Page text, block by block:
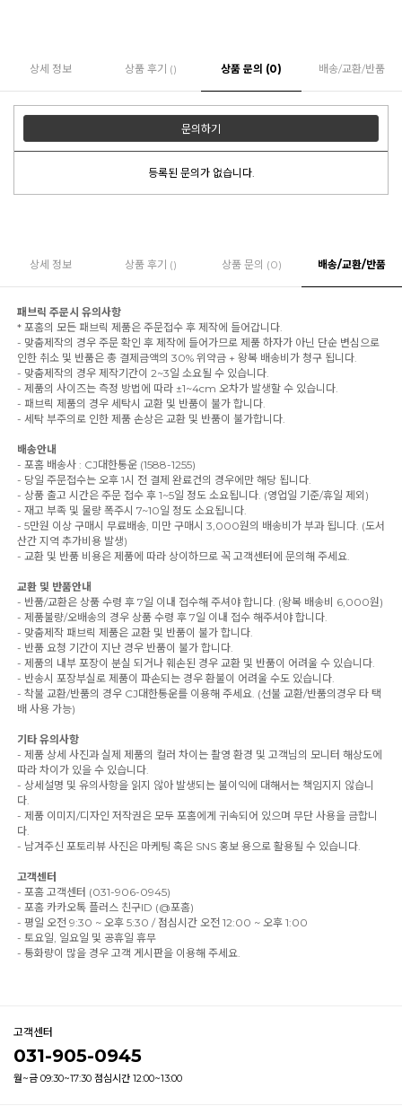
상세 정보 상품 후기 () 상품 문의 (0) 배송/교환/반품
문의하기
등록된 문의가 없습니다.
상세 정보 상품 후기 () 상품 문의 (0) 배송/교환/반품
패브릭 주문시 유의사항
* 포홈의 모든 패브릭 제품은 주문접수 후 제작에 들어갑니다.
- 맞춤제작의 경우 주문 확인 후 제작에 들어가므로 제품 하자가 아닌 단순 변심으로
인한 취소 및 반품은 총 결제금액의 30% 위약금 + 왕복 배송비가 청구 됩니다.
- 맞춤제작의 경우 제작기간이 2~3일 소요될 수 있습니다.
- 제품의 사이즈는 측정 방법에 따라 ±1~4cm 오차가 발생할 수 있습니다.
- 패브릭 제품의 경우 세탁시 교환 및 반품이 불가 합니다.
- 세탁 부주의로 인한 제품 손상은 교환 및 반품이 불가합니다.
배송안내
- 포홈 배송사 : CJ대한통운 (1588-1255)
- 당일 주문접수는 오후 1시 전 결제 완료건의 경우에만 해당 됩니다.
- 상품 출고 시간은 주문 접수 후 1~5일 정도 소요됩니다. (영업일 기준/휴일 제외)
- 재고 부족 및 물량 폭주시 7~10일 정도 소요됩니다.
- 5만원 이상 구매시 무료배송, 미만 구매시 3,000원의 배송비가 부과 됩니다. (도서
산간 지역 추가비용 발생)
- 교환 및 반품 비용은 제품에 따라 상이하므로 꼭 고객센터에 문의해 주세요.
교환 및 반품안내
- 반품/교환은 상품 수령 후 7일 이내 접수해 주셔야 합니다. (왕복 배송비 6,000원)
- 제품불량/오배송의 경우 상품 수령 후 7일 이내 접수 해주셔야 합니다.
- 맞춤제작 패브릭 제품은 교환 및 반품이 불가 합니다.
- 반품 요청 기간이 지난 경우 반품이 불가 합니다.
- 제품의 내부 포장이 분실 되거나 훼손된 경우 교환 및 반품이 어려울 수 있습니다.
- 반송시 포장부실로 제품이 파손되는 경우 환불이 어려울 수도 있습니다.
- 착불 교환/반품의 경우 CJ대한통운를 이용해 주세요. (선불 교환/반품의경우 타 택
배 사용 가능)
기타 유의사항
- 제품 상세 사진과 실제 제품의 컬러 차이는 촬영 환경 및 고객님의 모니터 해상도에
따라 차이가 있을 수 있습니다.
- 상세설명 및 유의사항을 읽지 않아 발생되는 불이익에 대해서는 책임지지 않습니
다.
- 제품 이미지/디자인 저작권은 모두 포홈에게 귀속되어 있으며 무단 사용을 금합니
다.
- 남겨주신 포토리뷰 사진은 마케팅 혹은 SNS 홍보 용으로 활용될 수 있습니다.
고객센터
- 포홈 고객센터 (031-906-0945)
- 포홈 카카오톡 플러스 친구ID (@포홈)
- 평일 오전 9:30 ~ 오후 5:30 / 점심시간 오전 12:00 ~ 오후 1:00
- 토요일, 일요일 및 공휴일 휴무
- 통화량이 많을 경우 고객 게시판을 이용해 주세요.
고객센터
031-905-0945
월~금 09:30~17:30 점심시간 12:00~13:00